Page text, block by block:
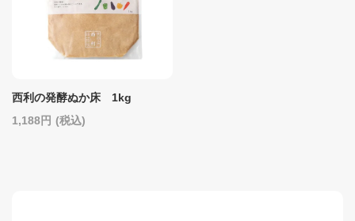
西利の発酵ぬか床 1kg
1,188
(税込)